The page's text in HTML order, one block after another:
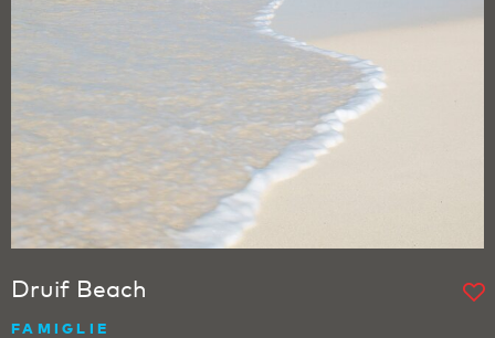
Druif Beach
FAMIGLIE